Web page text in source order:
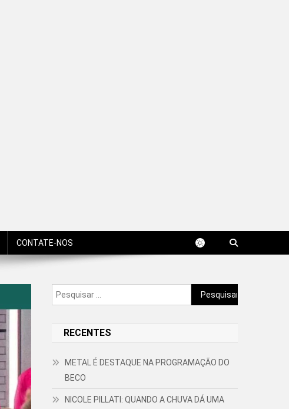
CONTATE-NOS
Pesquisar
por:
RECENTES
METAL É DESTAQUE NA PROGRAMAÇÃO DO
BECO
NICOLE PILLATI: QUANDO A CHUVA DÁ UMA